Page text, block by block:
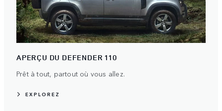
APERÇU DU DEFENDER 110
Prêt à tout, partout où vous allez.
EXPLOREZ